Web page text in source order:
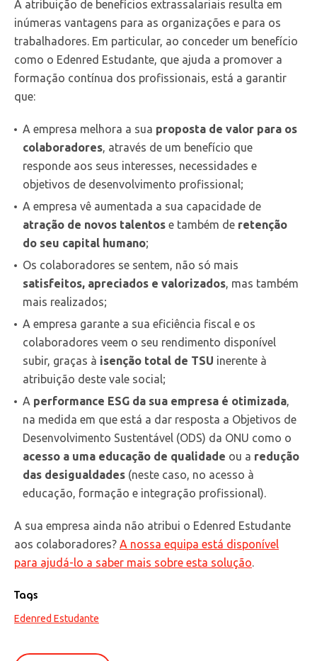
A atribuição de benefícios extrassalariais resulta em
inúmeras vantagens para as organizações e para os
trabalhadores. Em particular, ao conceder um benefício
como o Edenred Estudante, que ajuda a promover a
formação contínua dos profissionais, está a garantir
que:
A empresa melhora a sua proposta de valor para os
colaboradores , através de um benefício que
responde aos seus interesses, necessidades e
objetivos de desenvolvimento profissional;
A empresa vê aumentada a sua capacidade de
atração de novos talentos e também de retenção
do seu capital humano;
Os colaboradores se sentem, não só mais
satisfeitos, apreciados e valorizados , mas também
mais realizados;
A empresa garante a sua eficiência fiscal e os
colaboradores veem o seu rendimento disponível
subir, graças à isenção total de TSU inerente à
atribuição deste vale social;
A performance ESG da sua empresa é otimizada
na medida em que está a dar resposta a Objetivos de
Desenvolvimento Sustentável (ODS) da ONU como o
acesso a uma educação de qualidade ou a redução
das desigualdades (neste caso, no acesso à
educação, formação e integração profissional).
A sua empresa ainda não atribui o Edenred Estudante
aos colaboradores? A nossa equipa está disponível
para ajudá-lo a saber mais sobre esta solução
Tags
Edenred Estudante